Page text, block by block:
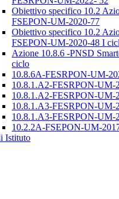
Obiettivo specifico 10.2
FSEPON-UM-2020-77
Obiettivo specifico 10.2
FSEPON-UM-2020-48 I
Azione 10.8.6 -PNSD
ciclo
10.8.6A-FESRPON-UM-
10.8.1.A2-FESRPON-UM-
10.8.1.A2-FESRPON-UM-
10.8.1.A3-FESRPON-UM-
10.8.1.A3-FESRPON-UM-
10.2.2A-FSEPON-UM-
Istituto